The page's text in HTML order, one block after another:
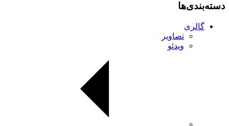
دسته‌بندی‌ها
گالری
تصاویر
ویدئو